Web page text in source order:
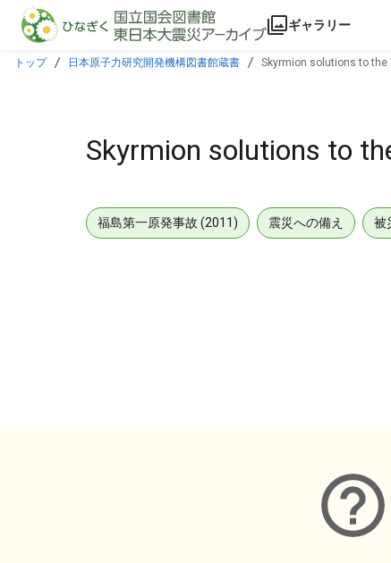
本文に飛ぶ
ギャラリー
トップ 日本原子力研究開発機構図書館蔵書 Skyrmion solutions to the
Skyrmion solutions to
福島第一原発事故 (2011) 震災への備え 被